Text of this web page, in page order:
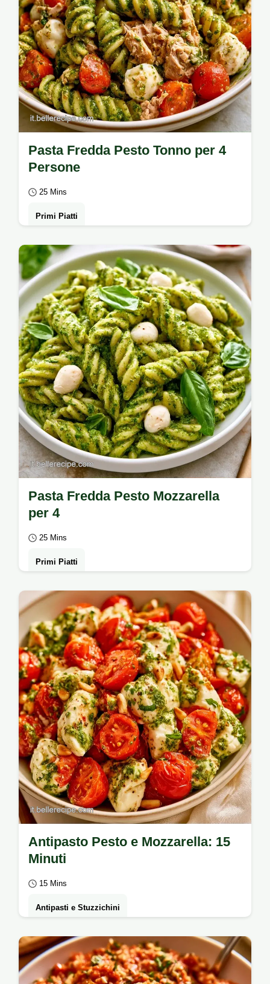
Pasta Fredda Pesto Tonno per 4
Persone
25 Mins
Primi Piatti
Lo shock termico della pasta rende speciale
questa Pasta fredda pesto tonno. Include un
procedimento guidato per un piatto pronto…
Pasta Fredda Pesto Mozzarella
per 4
25 Mins
Primi Piatti
Raffredda subito la pasta per una Pasta
fredda pesto mozzarella cremosa. Trovi una
tabella con le porzioni e i tempi di…
Antipasto Pesto e Mozzarella: 15
Minuti
15 Mins
Antipasti e Stuzzichini
Include i dettagli tecnici della ricetta per
evitare l'effetto pozzanghera. L'Antipasto
Con Il Pesto e Mozzarella è l'idea ideale…